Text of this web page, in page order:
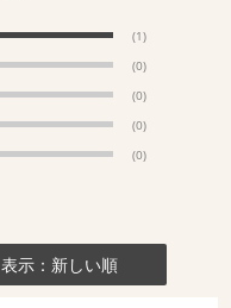
(1)
(0)
(0)
(0)
(0)
表示：新しい順